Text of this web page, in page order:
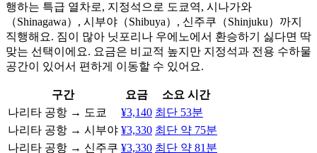
행하는 특급 열차로, 지정석으로 도쿄역, 시나가와
（Shinagawa）, 시부야（Shibuya）, 신주쿠（Shinjuku）까지
직행해요. 짐이 많아 닛포리나 우에노에서 환승하기 싫다면 딱
맞는 선택이에요. 요금은 비교적 높지만 지정석과 전용 수하물
공간이 있어서 편하게 이동할 수 있어요.
구간 요금
소요 시간
나리타 공항 → 도쿄
¥3,140 최단 53분
나리타 공항 → 시부야 ¥3,330 최단 약 75분
나리타 공항 → 신주쿠 ¥3,330 최단 약 81분